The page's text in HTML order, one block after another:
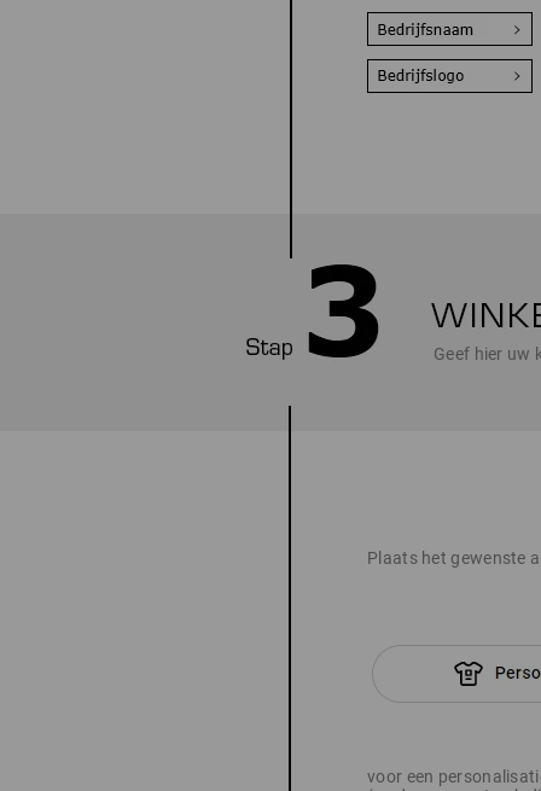
Geef hier uw
Plaats het gewenste
voor een